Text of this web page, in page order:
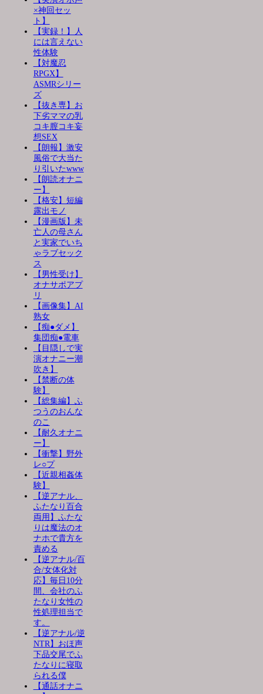
×神回セッ
ト】
【実録！】人
には言えない
性体験
【対魔忍
RPGX】
ASMRシリー
ズ
【抜き専】お
下劣ママの乳
コキ膣コキ妄
想SEX
【朗報】激安
風俗で大当た
り引いたwww
【朗読オナニ
ー】
【格安】短編
露出モノ
【漫画版】未
亡人の母さん
と実家でいち
ゃラブセック
ス
【男性受け】
オナサポアプ
リ
【画像集】AI
熟女
【痴●ダメ】
集団痴●電車
【目隠しで実
演オナニー潮
吹き】
【禁断の体
験】
【総集編】ふ
つうのおんな
のこ
【耐久オナニ
ー】
【衝撃】野外
レ○プ
【近親相姦体
験】
【逆アナル、
ふたなり百合
両用】ふたな
りは魔法のオ
ナホで貴方を
責める
【逆アナル/百
合/女体化対
応】毎日10分
間、会社のふ
たなり女性の
性処理担当で
す。
【逆アナル/逆
NTR】おほ声
下品交尾でふ
たなりに寝取
られる僕
【通話オナニ